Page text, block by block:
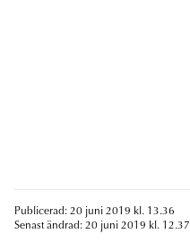
Publicerad: 20 juni 2019 kl. 13.36
Senast ändrad: 20 juni 2019 kl. 12.37